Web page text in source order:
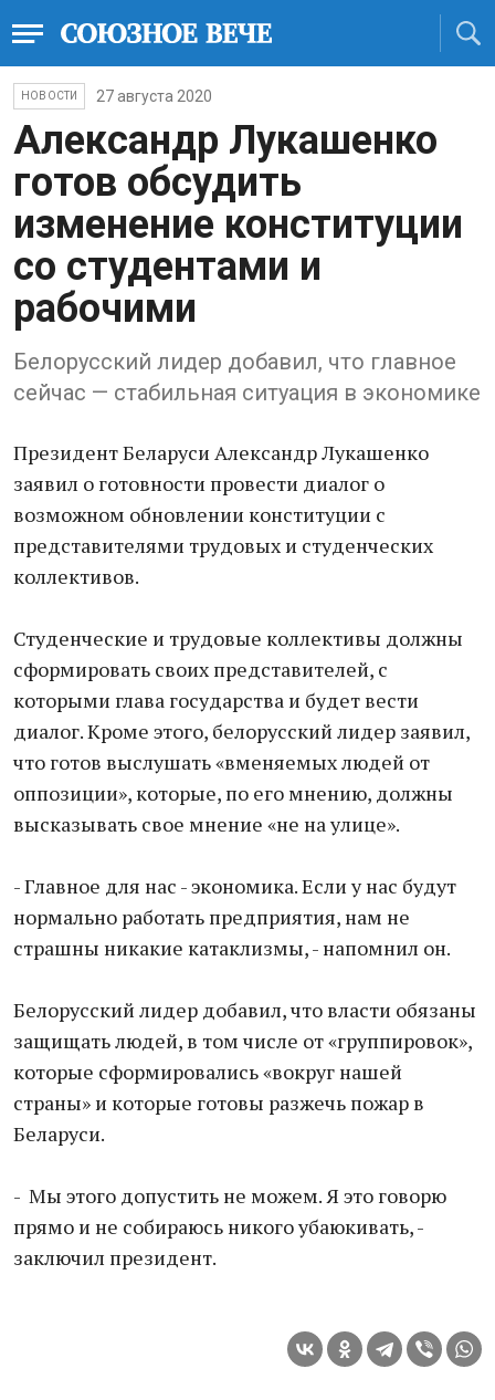
НОВОСТИ 27 августа 2020
Александр Лукашенко
готов обсудить
изменение конституции
со студентами и
рабочими
Белорусский лидер добавил, что главное
сейчас — стабильная ситуация в экономике
Президент Беларуси Александр Лукашенко
заявил о готовности провести диалог о
возможном обновлении конституции с
представителями трудовых и студенческих
коллективов.
Студенческие и трудовые коллективы должны
сформировать своих представителей, с
которыми глава государства и будет вести
диалог. Кроме этого, белорусский лидер заявил,
что готов выслушать «вменяемых людей от
оппозиции», которые, по его мнению, должны
высказывать свое мнение «не на улице».
- Главное для нас - экономика. Если у нас будут
нормально работать предприятия, нам не
страшны никакие катаклизмы, - напомнил он.
Белорусский лидер добавил, что власти обязаны
защищать людей, в том числе от «группировок»,
которые сформировались «вокруг нашей
страны» и которые готовы разжечь пожар в
Беларуси.
- Мы этого допустить не можем. Я это говорю
прямо и не собираюсь никого убаюкивать, -
заключил президент.